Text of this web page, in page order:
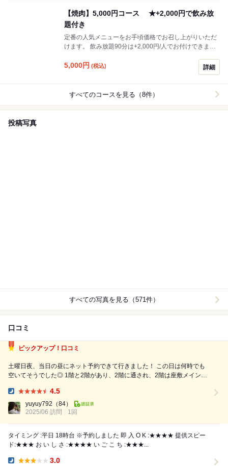
【焼肉】5,000円コース ★+2,000円で飲み放
題付き
定番の人気メニューをお手頃価格でお召し上がりいただ
けます。 飲み放題90分は+2,000円/人でお付けできま
5,000円 (税込) 詳細
すべてのコースを見る（8件）
投稿写真
すべての写真を見る（571件）
口コミ
ピックアップ！口コミ
土曜日夜、当日の昼にネット予約できて行きました！ この日は何時でも
空いてそうでした◎ 1階と2階があり、2階に通され、2階は座敷メインと
良かったと思います(^^) 駐車場は恐らく無かったので、近くのコインパー
キングを利用しました...
4.5
yuyuy792 （84）
2025/06 訪問
1回
タイミング :平日 18時台 ※予約しました 即 入 O K :★★★★ 提供スピー
ド:★★★ お い し さ :★★★★ い ご こ ち :★★★...
3.0